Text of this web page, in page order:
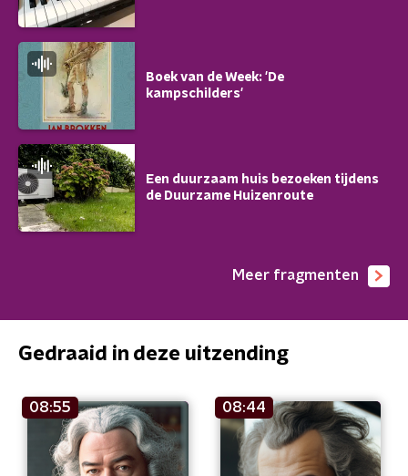
Boek van de Week: 'De
kampschilders'
Een duurzaam huis bezoeken tijdens
de Duurzame Huizenroute
Meer fragmenten
Gedraaid in deze uitzending
08:55 08:44